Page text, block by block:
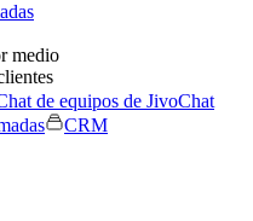
medio
de equipos de JivoChat
CRM